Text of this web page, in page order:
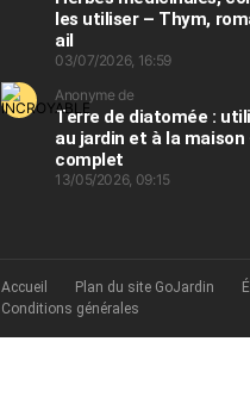
les utiliser – Thym,
ail
03/07/2026, 16:59
Anonyme de
Terre de diatomée :
au jardin et à la maison
complet
13/05/2026, 09:15
Accueil Plan du site GoJardin
Conditions générales